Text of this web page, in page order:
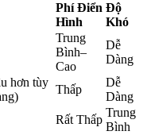
đầu
Phí Điển
Hình
Độ
Khó
Trung
Bình–
Cao
Dễ
Dàng
hơn tùy
Thấp
Dễ
Dàng
Rất Thấp
Trung
Bình